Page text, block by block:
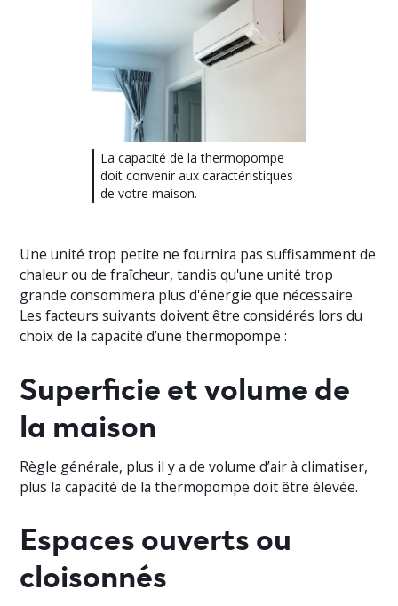
La capacité de la thermopompe
doit convenir aux caractéristiques
de votre maison.
Une unité trop petite ne fournira pas suffisamment de
chaleur ou de fraîcheur, tandis qu'une unité trop
grande consommera plus d'énergie que nécessaire.
Les facteurs suivants doivent être considérés lors du
choix de la capacité d’une thermopompe :
Superficie et volume de
la maison
Règle générale, plus il y a de volume d’air à climatiser,
plus la capacité de la thermopompe doit être élevée.
Espaces ouverts ou
cloisonnés